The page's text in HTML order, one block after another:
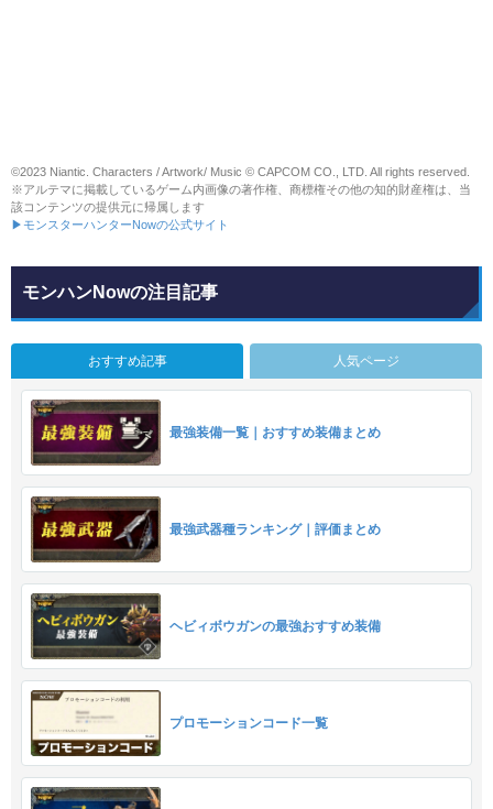
©2023 Niantic. Characters / Artwork/ Music © CAPCOM CO., LTD. All rights reserved.
※アルテマに掲載しているゲーム内画像の著作権、商標権その他の知的財産権は、当
該コンテンツの提供元に帰属します
▶モンスターハンターNowの公式サイト
モンハンNowの注目記事
おすすめ記事 人気ページ
最強装備一覧｜おすすめ装備まとめ
最強武器種ランキング｜評価まとめ
ヘビィボウガンの最強おすすめ装備
プロモーションコード一覧